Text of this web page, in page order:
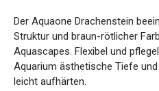
Der Aquaone Drachenstein
Struktur und braun-rötlicher
Aquascapes. Flexibel und
Aquarium ästhetische Tiefe
leicht aufhärten.